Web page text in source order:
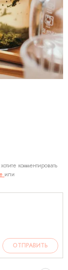
комментировать
или
ОТПРАВИТЬ